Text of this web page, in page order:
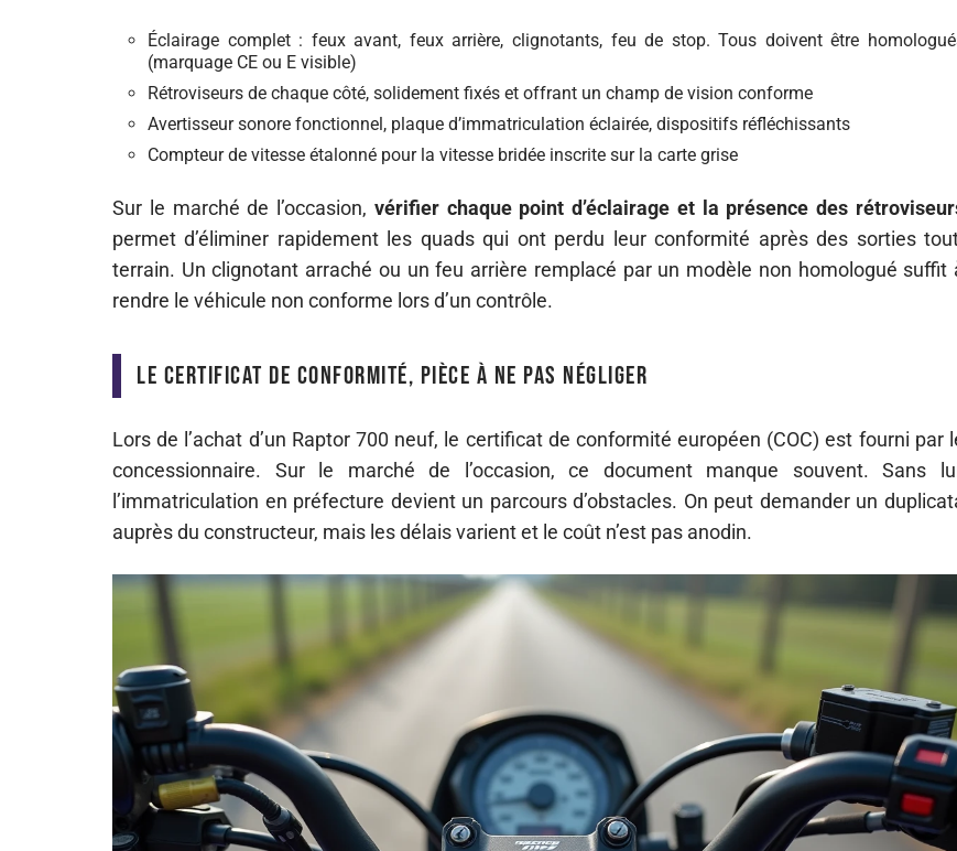
Éclairage complet : feux avant, feux arrière, clignotants, feu de stop. Tous doivent être
(marquage CE ou E visible)
Rétroviseurs de chaque côté, solidement fixés et offrant un champ de vision conforme
Avertisseur sonore fonctionnel, plaque d’immatriculation éclairée, dispositifs réfléchissants
Compteur de vitesse étalonné pour la vitesse bridée inscrite sur la carte grise
Sur le marché de l’occasion, vérifier chaque point d’éclairage et la présence des
permet d’éliminer rapidement les quads qui ont perdu leur conformité après des sorties
terrain. Un clignotant arraché ou un feu arrière remplacé par un modèle non homologué suffit
rendre le véhicule non conforme lors d’un contrôle.
Le certificat de conformité, pièce à ne pas négliger
Lors de l’achat d’un Raptor 700 neuf, le certificat de conformité européen (COC) est fourni par
concessionnaire. Sur le marché de l’occasion, ce document manque souvent. Sans
l’immatriculation en préfecture devient un parcours d’obstacles. On peut demander un
auprès du constructeur, mais les délais varient et le coût n’est pas anodin.